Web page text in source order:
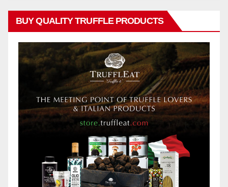
BUY QUALITY TRUFFLE PRODUCTS